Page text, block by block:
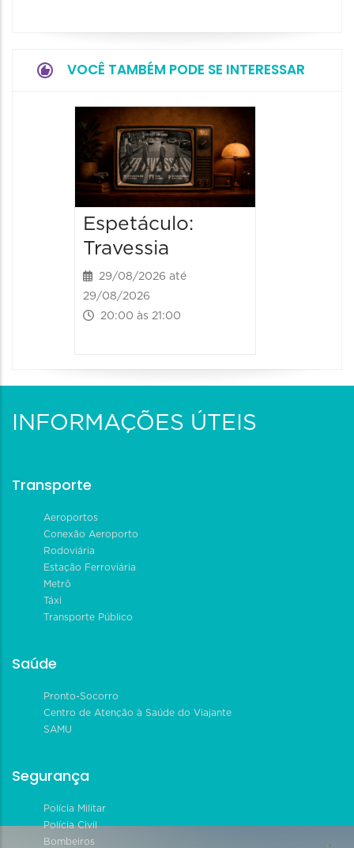
VOCÊ TAMBÉM PODE SE INTERESSAR
Espetáculo:
Travessia
29/08/2026 até
29/08/2026
20:00 às 21:00
INFORMAÇÕES ÚTEIS
Transporte
Aeroportos
Conexão Aeroporto
Rodoviária
Estação Ferroviária
Metrô
Táxi
Transporte Público
Saúde
Pronto-Socorro
Centro de Atenção à Saúde do Viajante
SAMU
Segurança
Polícia Militar
Polícia Civil
Bombeiros